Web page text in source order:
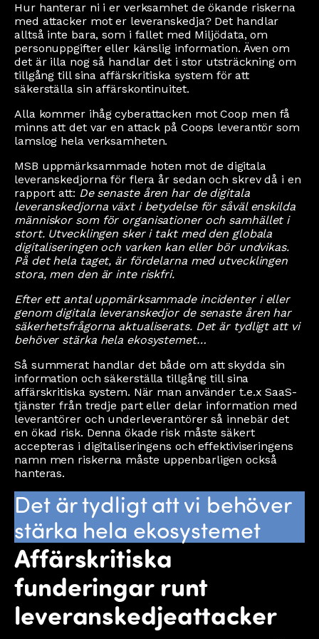
Hur hanterar ni i er verksamhet de ökande riskerna
med attacker mot er leveranskedja? Det handlar
alltså inte bara, som i fallet med Miljödata, om
personuppgifter eller känslig information. Även om
det är illa nog så handlar det i stor utsträckning om
tillgång till sina affärskritiska system för att
säkerställa sin affärskontinuitet.
Alla kommer ihåg cyberattacken mot Coop men få
minns att det var en attack på Coops leverantör som
lamslog hela verksamheten.
MSB uppmärksammade hoten mot de digitala
leveranskedjorna för flera år sedan och skrev då i en
rapport att: De senaste åren har de digitala
leveranskedjorna växt i betydelse för såväl enskilda
människor som för organisationer och samhället i
stort. Utvecklingen sker i takt med den globala
digitaliseringen och varken kan eller bör undvikas.
På det hela taget, är fördelarna med utvecklingen
stora, men den är inte riskfri.
Efter ett antal uppmärksammade incidenter i eller
genom digitala leveranskedjor de senaste åren har
säkerhetsfrågorna aktualiserats. Det är tydligt att vi
behöver stärka hela ekosystemet…
Så summerat handlar det både om att skydda sin
information och säkerställa tillgång till sina
affärskritiska system. När man använder t.e.x SaaS-
tjänster från tredje part eller delar information med
leverantörer och underleverantörer så innebär det
en ökad risk. Denna ökade risk måste säkert
accepteras i digitaliseringens och effektiviseringens
namn men riskerna måste uppenbarligen också
hanteras.
Det är tydligt att vi behöver
stärka hela ekosystemet
Affärskritiska
funderingar runt
leveranskedjeattacker